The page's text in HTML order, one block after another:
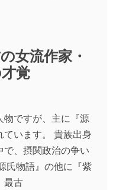
女流作家・
覚
物ですが、主に『源
います。 貴族出身
で、摂関政治の争い
氏物語』の他に『紫
最古